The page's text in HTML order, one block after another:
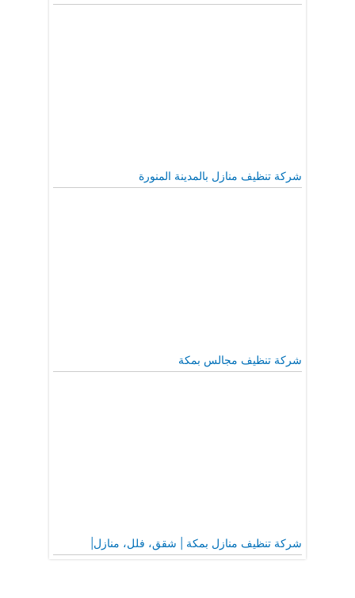
شركة تنظيف منازل بالمدينة المنورة
شركة تنظيف مجالس بمكة
شركة تنظيف منازل بمكة | شقق، فلل، منازل|